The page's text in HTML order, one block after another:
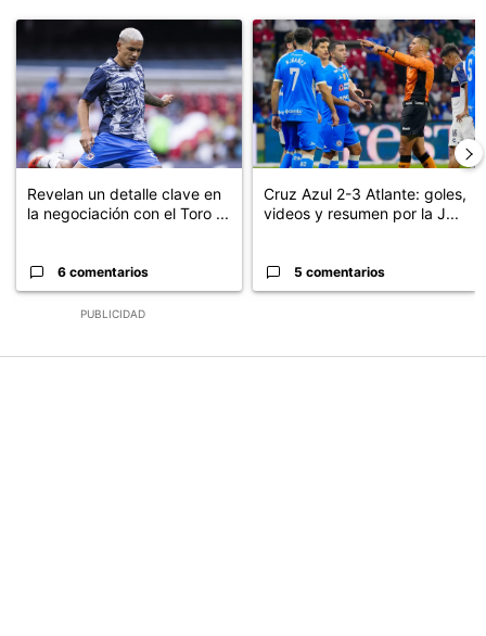
PUBLICIDAD
Un artículo de tendencia con el título "Revelan un detalle clave
Revelan un detalle clave en
la negociación con el Toro ...
6 comentarios
Un artículo de tendencia con el
Cruz Azul 2-3 Atlante: goles,
videos y resumen por la J...
5 comentarios